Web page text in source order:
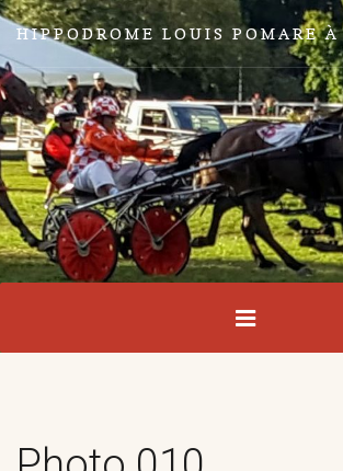
HIPPODROME LOUIS POMARE